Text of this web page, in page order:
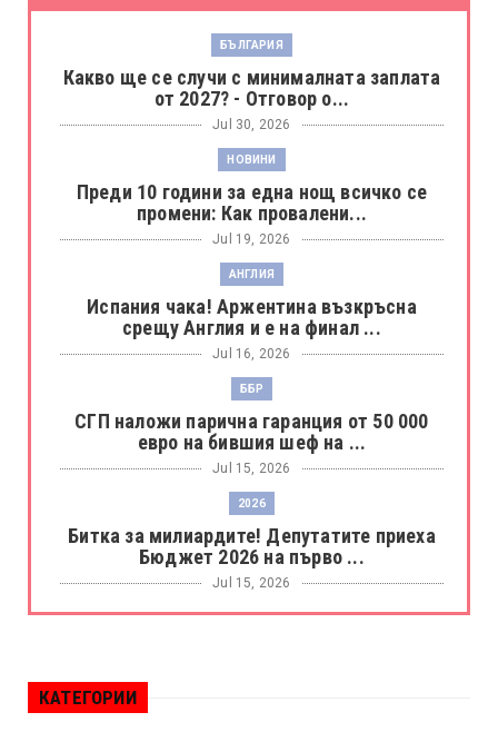
БЪЛГАРИЯ
Какво ще се случи с минималната заплата
от 2027? - Отговор о...
Jul 30, 2026
НОВИНИ
Преди 10 години за една нощ всичко се
промени: Как провалени...
Jul 19, 2026
АНГЛИЯ
Испания чака! Аржентина възкръсна
срещу Англия и е на финал ...
Jul 16, 2026
ББР
СГП наложи парична гаранция от 50 000
евро на бившия шеф на ...
Jul 15, 2026
2026
Битка за милиардите! Депутатите приеха
Бюджет 2026 на първо ...
Jul 15, 2026
БОРАЦ
КАТЕГОРИИ